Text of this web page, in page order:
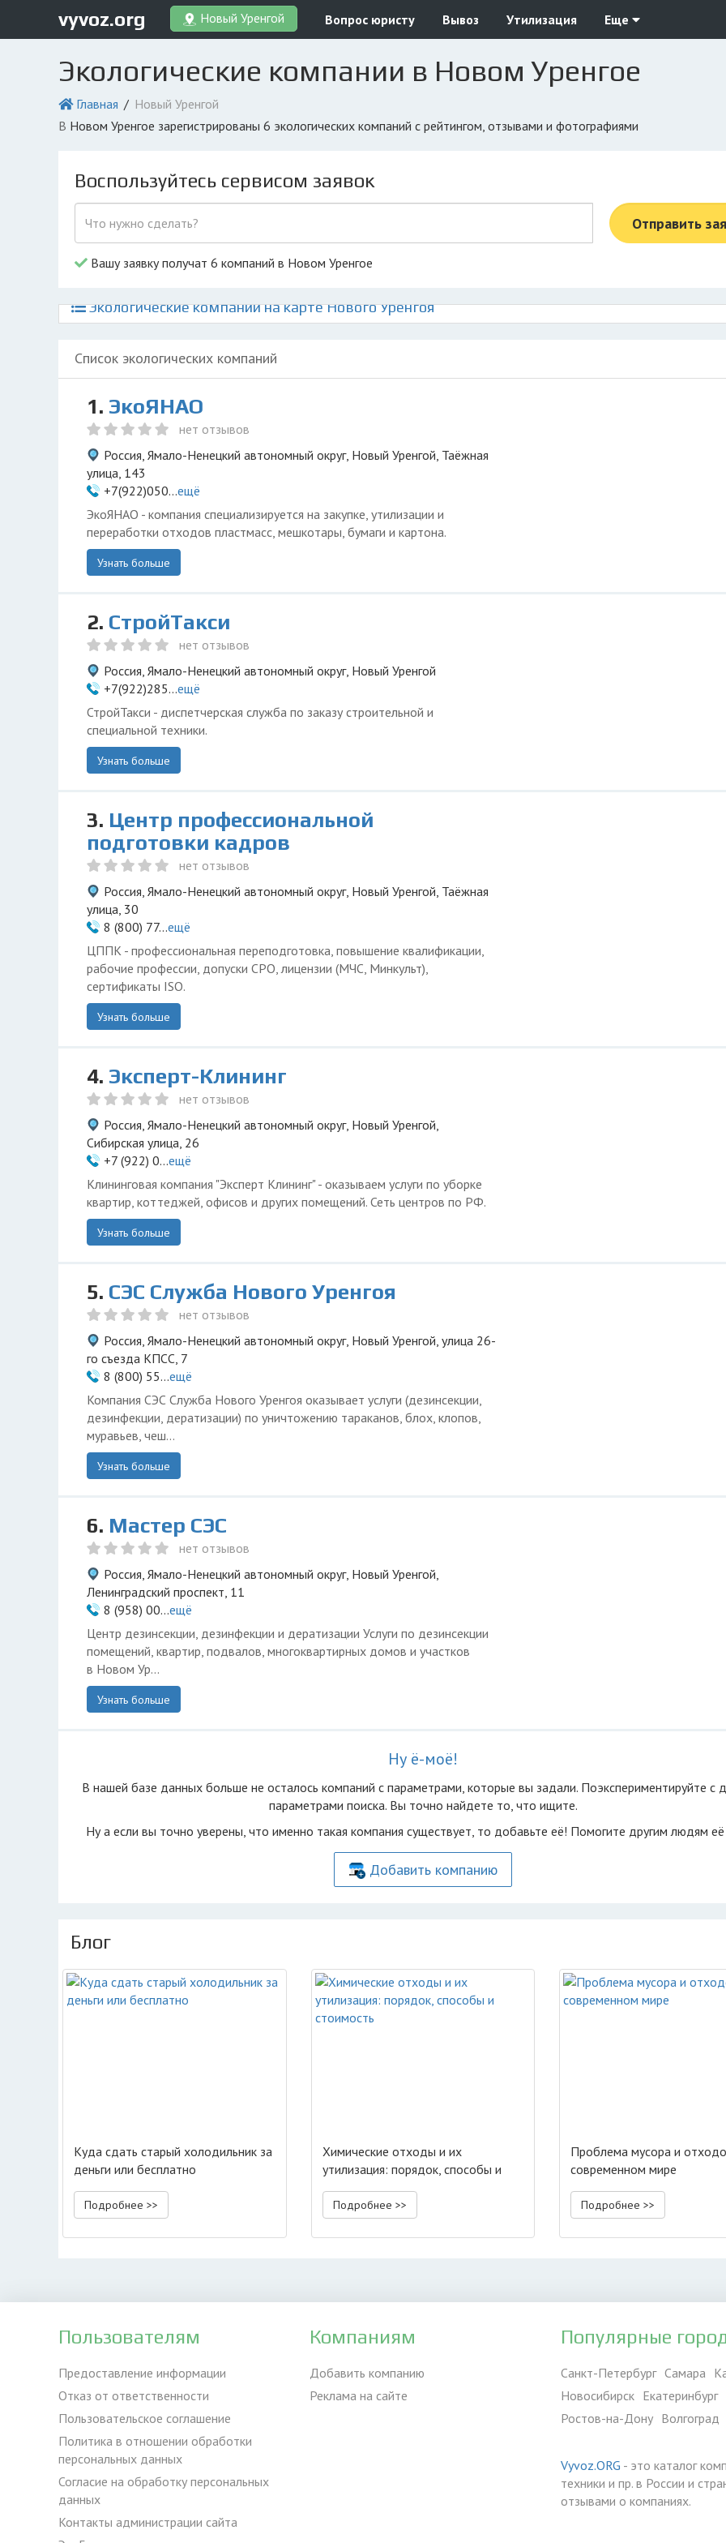
vyvoz.org Новый Уренгой Вопрос юристу Вывоз Утилизация Еще
Экологические компании в Новом Уренгое
Главная
Новый Уренгой
в Новом Уренгое зарегистрированы 6 экологических компаний с рейтингом, отзывами и фотографиями
Воспользуйтесь сервисом заявок
Отправить
Вашу заявку получат 6 компаний в Новом Уренгое
Экологические компании на карте Нового Уренгоя
Список экологических компаний
1. ЭкоЯНАО
нет отзывов
Россия, Ямало-Ненецкий автономный округ, Новый Уренгой, Таёжная
улица, 143
+7(922)050...ещё
ЭкоЯНАО - компания специализируется на закупке, утилизации и
переработки отходов пластмасс, мешкотары, бумаги и картона.
Узнать больше
2. СтройТакси
нет отзывов
Россия, Ямало-Ненецкий автономный округ, Новый Уренгой
+7(922)285...ещё
СтройТакси - диспетчерская служба по заказу строительной и
специальной техники.
Узнать больше
3. Центр профессиональной
подготовки кадров
нет отзывов
Россия, Ямало-Ненецкий автономный округ, Новый Уренгой, Таёжная
улица, 30
8 (800) 77...ещё
ЦППК - профессиональная переподготовка, повышение квалификации,
рабочие профессии, допуски СРО, лицензии (МЧС, Минкульт),
сертификаты ISO.
Узнать больше
4. Эксперт-Клининг
нет отзывов
Россия, Ямало-Ненецкий автономный округ, Новый Уренгой,
Сибирская улица, 26
+7 (922) 0...ещё
Клининговая компания "Эксперт Клининг" - оказываем услуги по уборке
квартир, коттеджей, офисов и других помещений. Сеть центров по РФ.
Узнать больше
5. СЭС Служба Нового Уренгоя
нет отзывов
Россия, Ямало-Ненецкий автономный округ, Новый Уренгой, улица 26-
го съезда КПСС, 7
8 (800) 55...ещё
Компания СЭС Служба Нового Уренгоя оказывает услуги (дезинсекции,
дезинфекции, дератизации) по уничтожению тараканов, блох, клопов,
муравьев, чеш...
Узнать больше
6. Мастер СЭС
нет отзывов
Россия, Ямало-Ненецкий автономный округ, Новый Уренгой,
Ленинградский проспект, 11
8 (958) 00...ещё
Центр дезинсекции, дезинфекции и дератизации Услуги по дезинсекции
помещений, квартир, подвалов, многоквартирных домов и участков
в Новом Ур...
Узнать больше
Ну ё-моё!
В нашей базе данных больше не осталоcь компаний с параметрами, которые вы задали. Поэкспериментируйте с
параметрами поиска. Вы точно найдете то, что ищите.
Ну а если вы точно уверены, что именно такая компания существует, то добавьте её! Помогите другим людям
Добавить компанию
Блог
Куда сдать старый холодильник за
деньги или бесплатно
Подробнее >>
Химические отходы и их
утилизация: порядок, способы и
стоимость
Подробнее >>
Проблема мусора и
современном мире
Подробнее >>
Пользователям
Предоставление информации
Отказ от ответственности
Пользовательское соглашение
Политика в отношении обработки
персональных данных
Согласие на обработку персональных
данных
Контакты администрации сайта
Компаниям
Добавить компанию
Реклама на сайте
Популярные
Санкт-Петербург Самара
Новосибирск Екатеринбург
Ростов-на-Дону Волгоград
Vyvoz.ORG - это каталог
техники и пр. в России и
отзывами о компаниях.